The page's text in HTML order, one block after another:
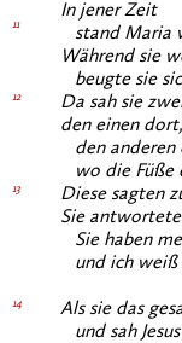
11
In jener Zeit
stand Maria
Während sie
beugte sie
12
Da sah sie
den einen
den anderen
wo die Füße
13
Diese sagten
Sie
Sie haben
und ich weiß
14
Als sie das
und sah